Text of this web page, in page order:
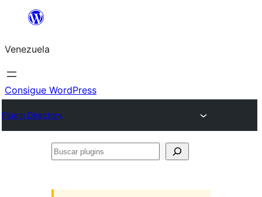
Saltar
contenido
Venezuela
Consigue WordPress
Plugin Directory
Buscar